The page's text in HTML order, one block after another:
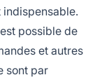
indispensable.
possible de
et autres
sont par